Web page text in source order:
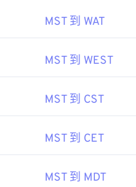
MST 到 WAT
MST 到 WEST
MST 到 CST
MST 到 CET
MST 到 MDT